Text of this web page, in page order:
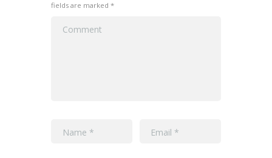
fields are marked *